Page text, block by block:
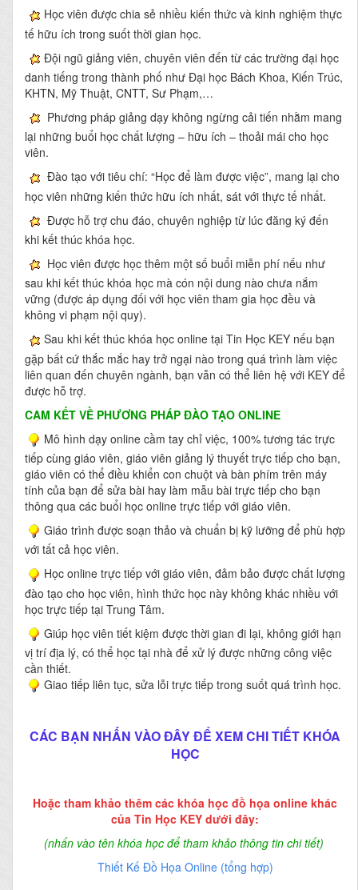
Học viên được chia sẻ nhiều kiến thức và kinh nghiệm thực
tế hữu ích trong suốt thời gian học.
Đội ngũ giảng viên, chuyên viên đến từ các trường đại học
danh tiếng trong thành phố như Đại học Bách Khoa, Kiến Trúc,
KHTN, Mỹ Thuật, CNTT, Sư Phạm,…
Phương pháp giảng dạy không ngừng cải tiến nhằm mang
lại những buổi học chất lượng – hữu ích – thoải mái cho học
viên.
Đào tạo với tiêu chí: “Học để làm được việc”, mang lại cho
học viên những kiến thức hữu ích nhất, sát với thực tế nhất.
Được hỗ trợ chu đáo, chuyên nghiệp từ lúc đăng ký đến
khi kết thúc khóa học.
Học viên được học thêm một số buổi miễn phí nếu như
sau khi kết thúc khóa học mà cón nội dung nào chưa nắm
vững (được áp dụng đối với học viên tham gia học đều và
không vi phạm nội quy).
Sau khi kết thúc khóa học online tại Tin Học KEY nếu bạn
gặp bất cứ thắc mắc hay trở ngại nào trong quá trình làm việc
liên quan đến chuyên ngành, bạn vẫn có thể liên hệ với KEY để
được hỗ trợ.
CAM KẾT VỀ PHƯƠNG PHÁP ĐÀO TẠO ONLINE
Mô hình dạy online cầm tay chỉ việc, 100% tương tác trực
tiếp cùng giáo viên, giáo viên giảng lý thuyết trực tiếp cho bạn,
giáo viên có thể điều khiển con chuột và bàn phím trên máy
tính của bạn để sửa bài hay làm mẫu bài trực tiếp cho bạn
thông qua các buổi học online trực tiếp với giáo viên.
Giáo trình được soạn thảo và chuẩn bị kỹ lưỡng để phù hợp
với tất cả học viên.
Học online trực tiếp với giáo viên, đảm bảo được chất lượng
đào tạo cho học viên, hình thức học này không khác nhiều với
học trực tiếp tại Trung Tâm.
Giúp học viên tiết kiệm được thời gian đi lại, không giới hạn
vị trí địa lý, có thể học tại nhà để xử lý được những công việc
cần thiết.
Giao tiếp liên tục, sửa lỗi trực tiếp trong suốt quá trình học.
CÁC BẠN NHẤN VÀO ĐÂY ĐỂ XEM CHI TIẾT KHÓA
HỌC
Hoặc tham khảo thêm các khóa học đồ họa online khác
của Tin Học KEY dưới đây:
(nhấn vào tên khóa học để tham khảo thông tin chi tiết)
Thiết Kế Đồ Họa Online (tổng hợp)